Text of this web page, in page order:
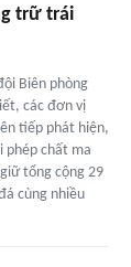
trữ trái
Biên phòng
các đơn vị
tiếp phát hiện,
chất ma
tổng cộng 29
cùng nhiều